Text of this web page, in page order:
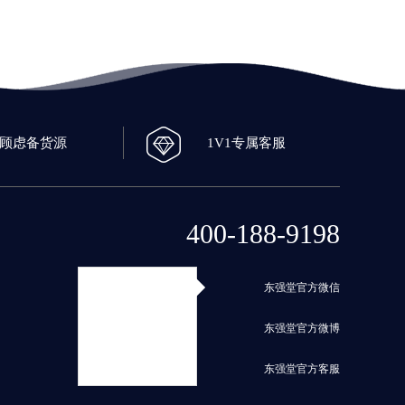
虑备货源 1V1专属客服
400-188-9198
东强堂官方微信
东强堂官方微博
东强堂官方客服